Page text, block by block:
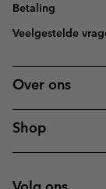
Betaling
Veelgestelde
Over ons
Shop